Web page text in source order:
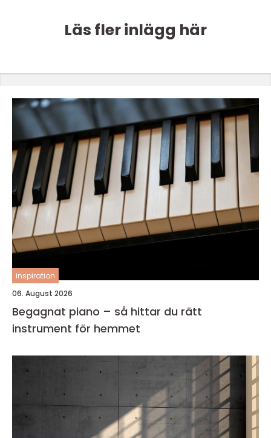
Läs fler inlägg här
inspiration
06. August 2026
Begagnat piano – så hittar du rätt
instrument för hemmet